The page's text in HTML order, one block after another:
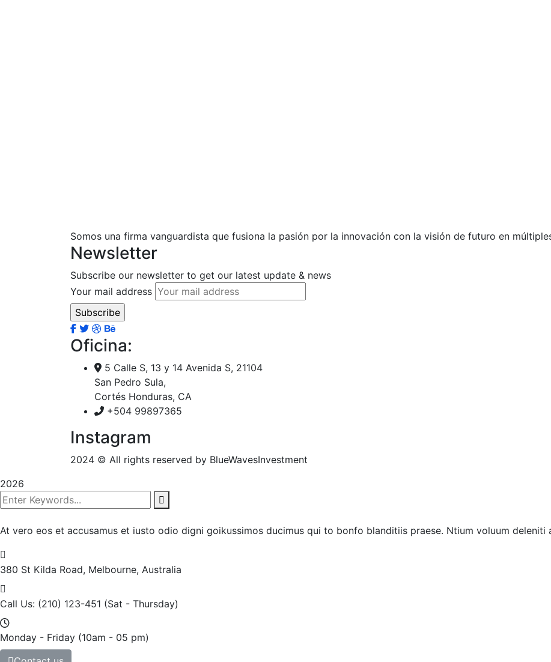
Somos una firma vanguardista que fusiona la pasión por la innovación con la visión de futuro en
Newsletter
Subscribe our newsletter to get our latest update & news
Your mail address
Oficina:
5 Calle S, 13 y 14 Avenida S, 21104
San Pedro Sula,
Cortés Honduras, CA
+504 99897365
Instagram
2024 © All rights reserved by BlueWavesInvestment
2026
At vero eos et accusamus et iusto odio digni goikussimos ducimus qui to bonfo blanditiis praese. Ntium voluum deleniti
380 St Kilda Road, Melbourne, Australia
Call Us: (210) 123-451 (Sat - Thursday)
Monday - Friday (10am - 05 pm)